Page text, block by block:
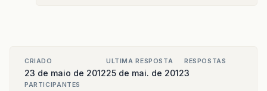
CRIADO
23 de maio de 2012
ULTIMA RESPOSTA
25 de mai. de 2012
RESPOSTAS
3
PARTICIPANTES